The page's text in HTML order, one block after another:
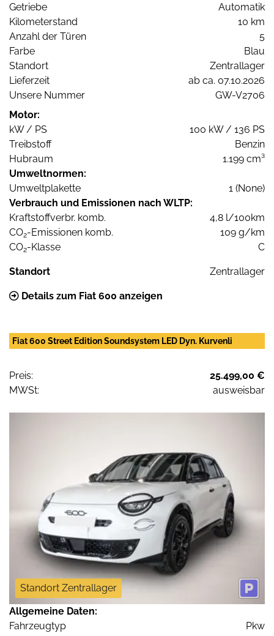
Getriebe
Automatik
Kilometerstand
10 km
Anzahl der Türen
5
Farbe
Blau
Standort
Zentrallager
Lieferzeit
ab ca. 07.10.2026
Unsere Nummer
GW-V2706
Motor:
kW / PS
100 kW / 136 PS
Treibstoff
Benzin
Hubraum
1.199 cm³
Umweltnormen:
Umweltplakette
1 (None)
Verbrauch und Emissionen nach WLTP:
Kraftstoffverbr. komb.
4,8 l/100km
CO2-Emissionen komb.
109 g/km
CO2-Klasse C
Standort Zentrallager
Details zum Fiat 600 anzeigen
Fiat 600 Street Edition Soundsystem LED Dyn. Kurvenli
Preis:
25.499,00 €
MWSt:
ausweisbar
Standort Zentrallager
Allgemeine Daten:
Fahrzeugtyp
Pkw